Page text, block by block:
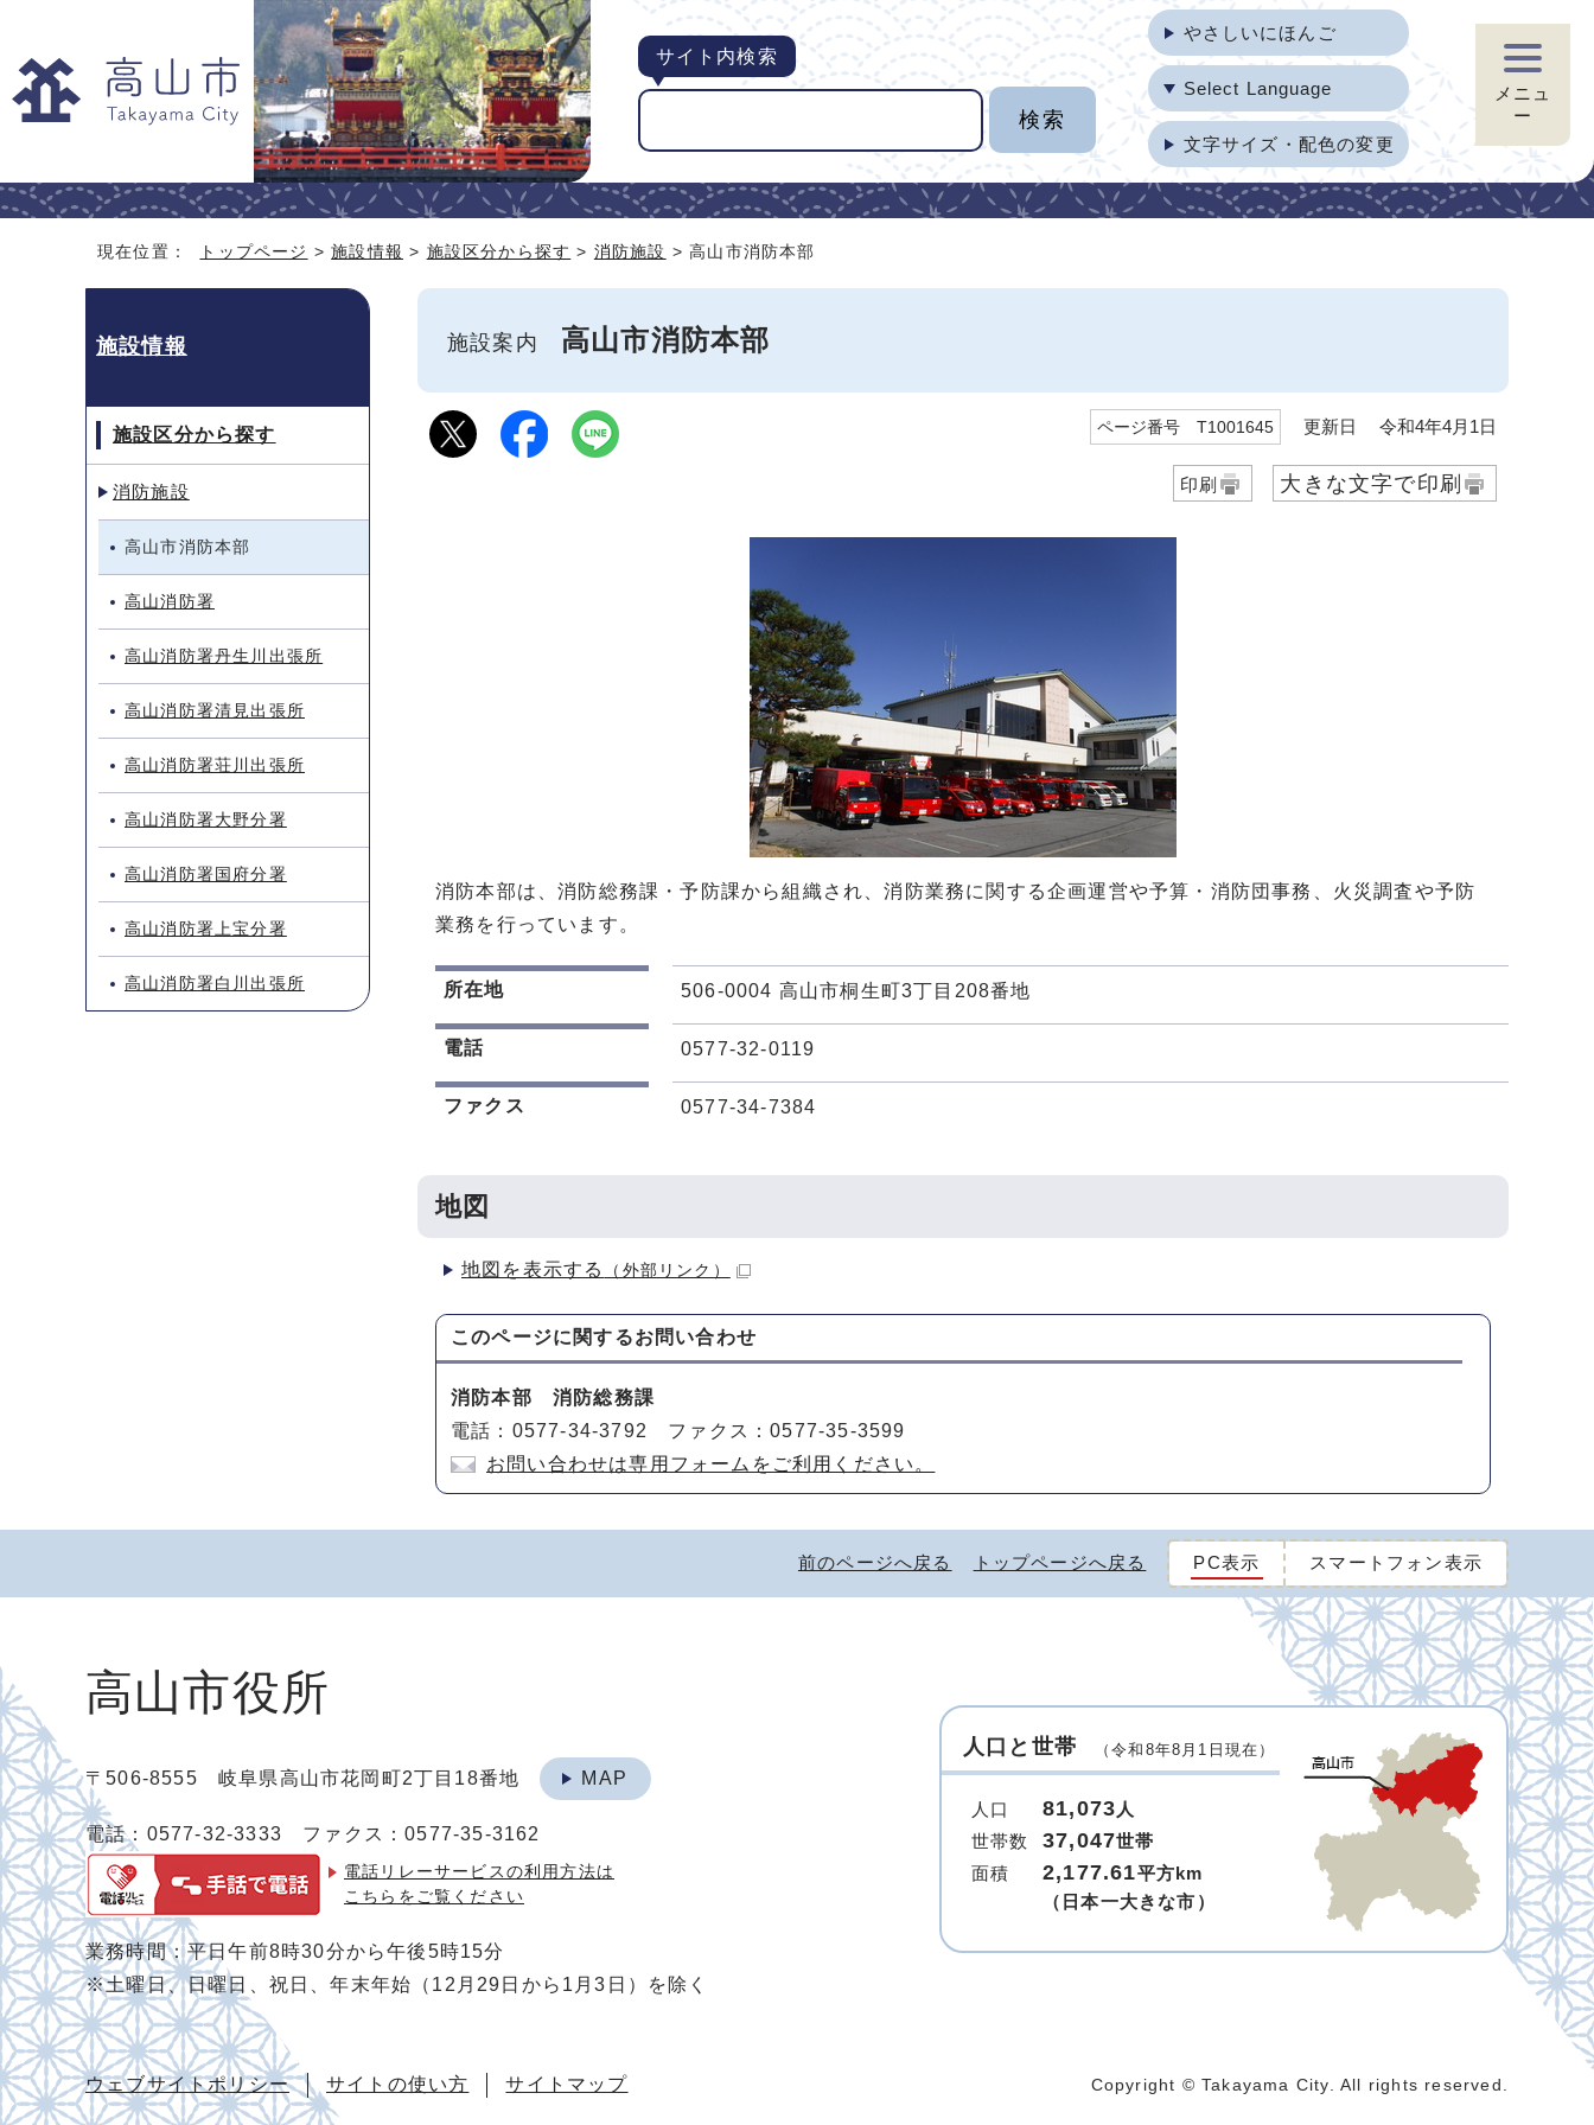
サイト内検索
やさしいにほんご
Select Language
文字サイズ・配色の変更
メニュ
ー
現在位置： トップページ >施設情報 > 施設区分から探す > 消防施設 > 高山市消防本部
施設案内 高山市消防本部
ページ番号 T1001645 更新日 令和4年4月1日
印刷 大きな文字で印刷
消防本部は、消防総務課・予防課から組織され、消防業務に関する企画運営や予算・消防団事務、火災調査や予防
業務を行っています。
所在地 506-0004 高山市桐生町3丁目208番地
電話 0577-32-0119
ファクス 0577-34-7384
地図
地図を表示する （外部リンク）
このページに関するお問い合わせ
消防本部 消防総務課
電話：0577-34-3792 ファクス：0577-35-3599
お問い合わせは専用フォームをご利用ください。
施設情報
施設区分から探す
消防施設
高山市消防本部
高山消防署
高山消防署丹生川出張所
高山消防署清見出張所
高山消防署荘川出張所
高山消防署大野分署
高山消防署国府分署
高山消防署上宝分署
高山消防署白川出張所
前のページへ戻る トップページへ戻る PC表示 スマートフォン表示
高山市役所
〒506-8555 岐阜県高山市花岡町2丁目18番地 MAP
電話：0577-32-3333 ファクス：0577-35-3162
電話リレーサービスの利用方法は
こちらをご覧ください
業務時間：平日午前8時30分から午後5時15分
※土曜日、日曜日、祝日、年末年始（12月29日から1月3日）を除く
人口と世帯 （令和8年8月1日現在）
人口 81,073 人
世帯数
37,047世帯
面積
2,177.61平方km
（日本一大きな市）
ウェブサイトポリシー サイトの使い方 サイトマップ Copyright © Takayama City. All rights reserved.